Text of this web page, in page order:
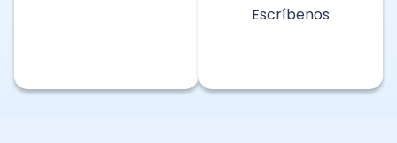
Escríbenos